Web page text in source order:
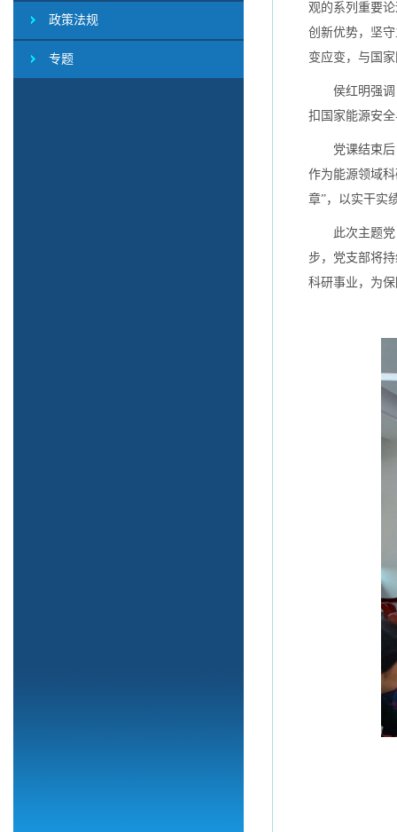
政策法规
专题
观的系列重要
创新优势，坚
变应变，与国
侯红明强
扣国家能源安
党课结束
作为能源领域
章”，以实干实
此次主题
步，党支部将
科研事业，为